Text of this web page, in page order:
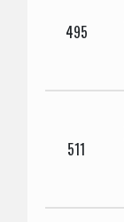
495
511